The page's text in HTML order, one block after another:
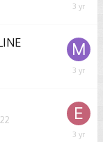
February
February